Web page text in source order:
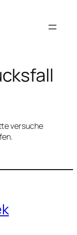
versuche